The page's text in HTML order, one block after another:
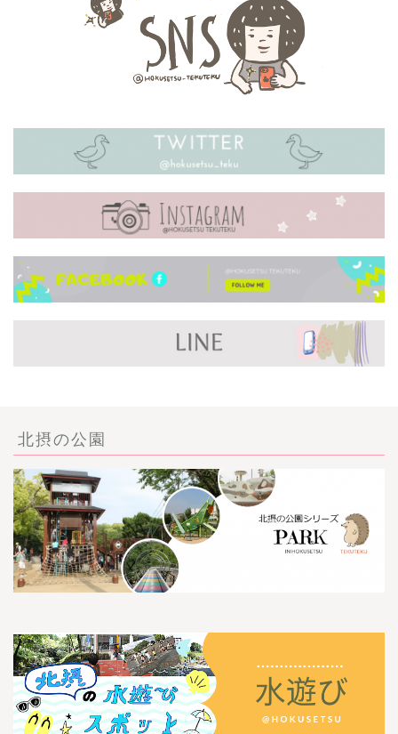
北摂の公園
ごあいさつ・自己紹介
【北摂まちのイベント情
報】掲載希望される方へ